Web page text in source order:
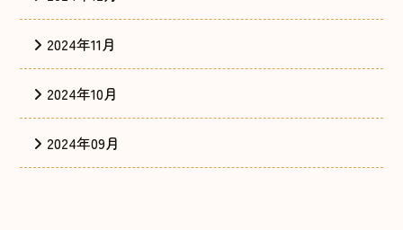
2024年11月
2024年10月
2024年09月